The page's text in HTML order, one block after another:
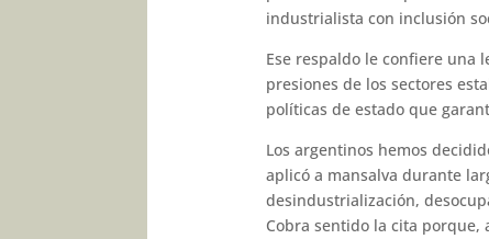
industrialista con inclusión
Ese respaldo le confiere
presiones de los sectores
políticas de estado que
Los argentinos hemos
aplicó a mansalva durante
desindustrialización,
Cobra sentido la cita porque,